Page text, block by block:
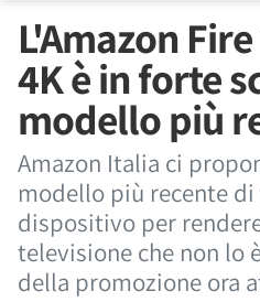
L'Amazon
4K è in forte
modello più
Amazon Italia ci
modello più recente di
dispositivo per
televisione che non lo
della promozione ora